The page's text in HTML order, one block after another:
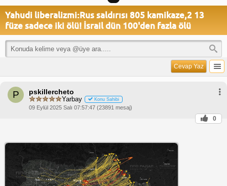
Yahudi liberalizmi:Rus saldırısı 805 kamikaze,2 13
füze sadece iki ölü! İsrail dün 100'den fazla ölü
Cevap Yaz
P pskillercheto
Yarbay Konu Sahibi
09 Eylül 2025 Salı 07:57:47 (23891 mesaj)
0